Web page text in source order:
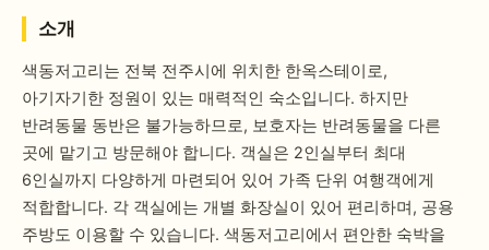
소개
색동저고리는 전북 전주시에 위치한 한옥스테이로,
아기자기한 정원이 있는 매력적인 숙소입니다. 하지만
반려동물 동반은 불가능하므로, 보호자는 반려동물을 다른
곳에 맡기고 방문해야 합니다. 객실은 2인실부터 최대
6인실까지 다양하게 마련되어 있어 가족 단위 여행객에게
적합합니다. 각 객실에는 개별 화장실이 있어 편리하며, 공용
주방도 이용할 수 있습니다. 색동저고리에서 편안한 숙박을